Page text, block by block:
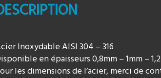
Inoxydable AISI 304 – 316
en épaisseurs 0,8mm – 1mm –
les dimensions de l’acier, merci de